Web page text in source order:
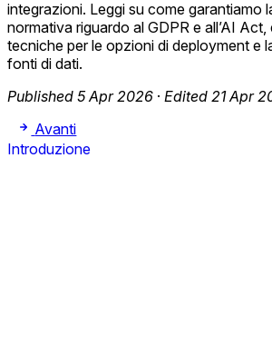
integrazioni. Leggi su come garantiamo
normativa riguardo al GDPR e all’AI
tecniche per le opzioni di deployment e
fonti di dati.
Published 5 Apr 2026 · Edited 21 Apr
Avanti
Introduzione